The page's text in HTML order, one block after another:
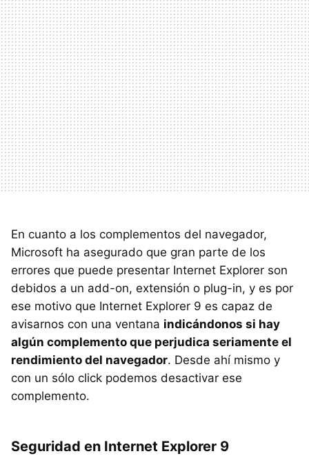
En cuanto a los complementos del navegador,
Microsoft ha asegurado que gran parte de los
errores que puede presentar Internet Explorer son
debidos a un add-on, extensión o plug-in, y es por
ese motivo que Internet Explorer 9 es capaz de
avisarnos con una ventana indicándonos si hay
algún complemento que perjudica seriamente el
rendimiento del navegador. Desde ahí mismo y
con un sólo click podemos desactivar ese
complemento.
Seguridad en Internet Explorer 9